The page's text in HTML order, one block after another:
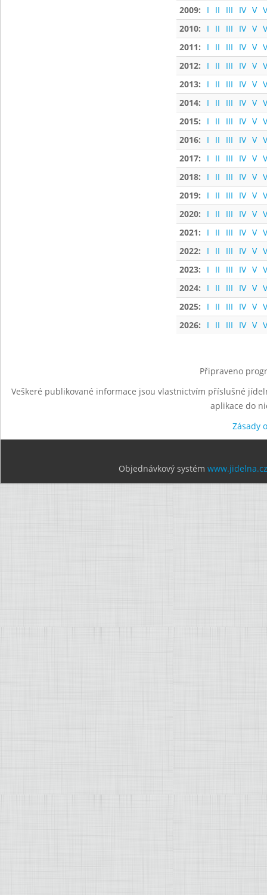
2009:
I II III IV V
2010:
I II III IV V
2011:
I II III IV V
2012:
I II III IV V
2013:
I II III IV V
2014:
I II III IV V
2015:
I II III IV V
2016:
I II III IV V
2017:
I II III IV V
2018:
I II III IV V
2019:
I II III IV V
2020:
I II III IV V
2021:
I II III IV V
2022:
I II III IV V
2023:
I II III IV V
2024:
I II III IV V
2025:
I II III IV V
2026:
I II III IV V
Připraveno
Veškeré publikované informace jsou vlastnictvím příslušné
aplikace do
Zásady
Objednávkový systém www.jidelna.cz